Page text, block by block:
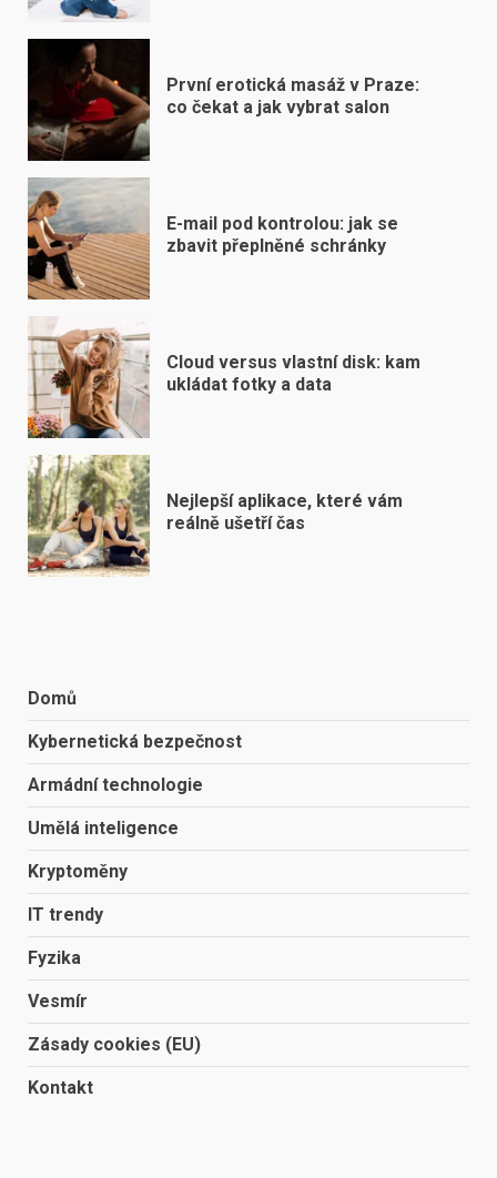
První erotická masáž v Praze:
co čekat a jak vybrat salon
E-mail pod kontrolou: jak se
zbavit přeplněné schránky
Cloud versus vlastní disk: kam
ukládat fotky a data
Nejlepší aplikace, které vám
reálně ušetří čas
Domů
Kybernetická bezpečnost
Armádní technologie
Umělá inteligence
Kryptoměny
IT trendy
Fyzika
Vesmír
Zásady cookies (EU)
Kontakt